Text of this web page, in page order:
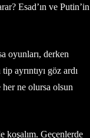
Esad’ın ve Putin’in
oyunları, derken
ayrıntıyı göz ardı
ne olursa olsun
koşalım. Geçenlerde